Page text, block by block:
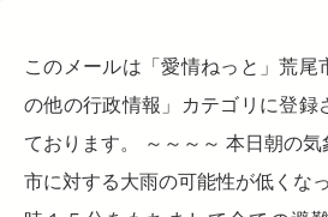
このメールは「愛情ねっと」荒尾
の他の行政情報」カテゴリに登録
ております。 ～～～～ 本日朝の
市に対する大雨の可能性が低くな